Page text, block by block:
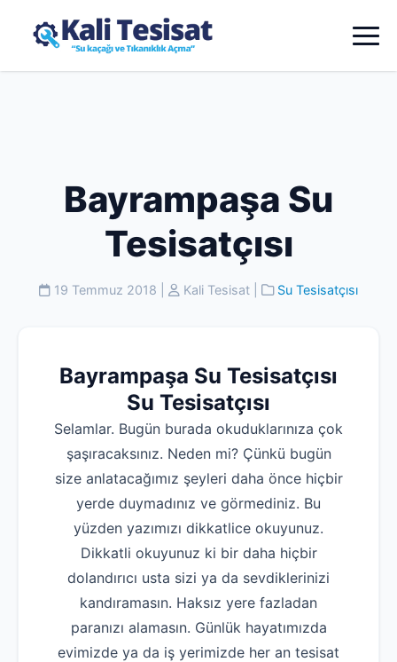
Bayrampaşa Su
Tesisatçısı
19 Temmuz 2018 Kali Tesisat Su Tesisatçısı
Bayrampaşa Su Tesisatçısı
Su Tesisatçısı
Selamlar. Bugün burada okuduklarınıza çok
şaşıracaksınız. Neden mi? Çünkü bugün
size anlatacağımız şeyleri daha önce hiçbir
yerde duymadınız ve görmediniz. Bu
yüzden yazımızı dikkatlice okuyunuz.
Dikkatli okuyunuz ki bir daha hiçbir
dolandırıcı usta sizi ya da sevdiklerinizi
kandıramasın. Haksız yere fazladan
paranızı alamasın. Günlük hayatımızda
evimizde ya da iş yerimizde her an tesisat